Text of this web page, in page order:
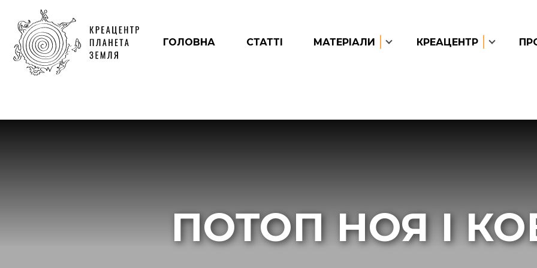
ГОЛОВНА СТАТТІ МАТЕРІАЛИ КРЕАЦЕНТР
ПОТОП НОЯ І